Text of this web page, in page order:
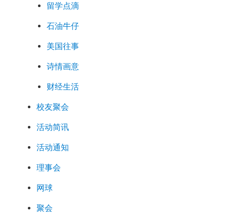
留学点滴
石油牛仔
美国往事
诗情画意
财经生活
校友聚会
活动简讯
活动通知
理事会
网球
聚会